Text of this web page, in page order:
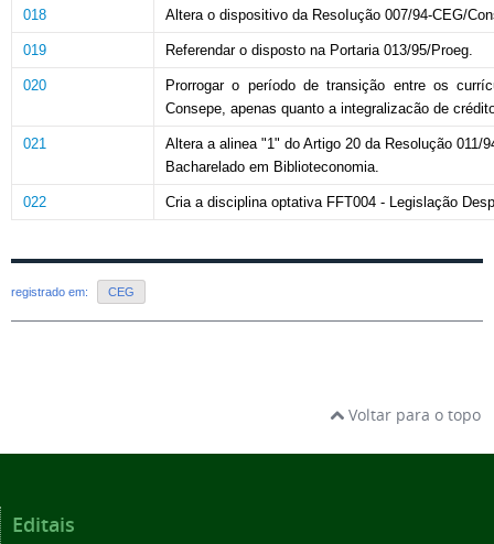
018 Altera o dispositivo da ResoIução 007/94-CEG/
019 Referendar o disposto na Portaria 013/95/Proeg.
020
Prorrogar o período de transição entre os
Consepe, apenas quanto a integralizacão de
021
Altera a alinea "1" do Artigo 20 da Resolução 011/
Bacharelado em Biblioteconomia.
022 Cria a disciplina optativa FFT004 - Legislação
registrado em: CEG
Voltar para o topo
Editais